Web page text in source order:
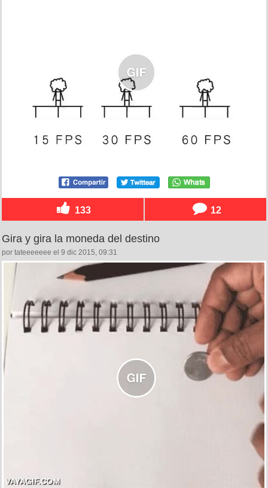
133 12
Gira y gira la moneda del destino
por tateeeeeee el 9 dic 2015, 09:31